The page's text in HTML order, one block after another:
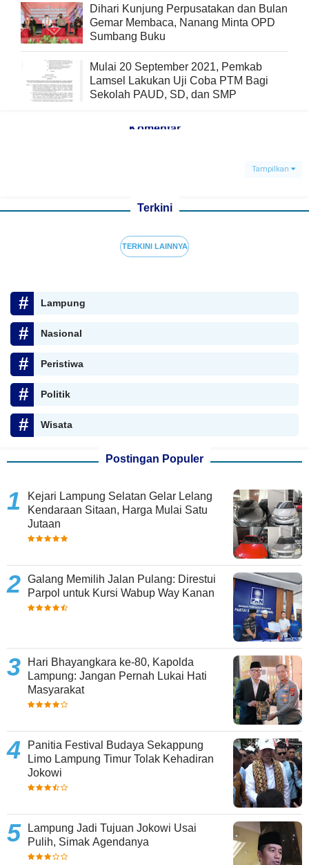
Dihari Kunjung Perpusatakan dan Bulan
Gemar Membaca, Nanang Minta OPD
Sumbang Buku
Mulai 20 September 2021, Pemkab
Lamsel Lakukan Uji Coba PTM Bagi
Sekolah PAUD, SD, dan SMP
Komentar
Tampilkan
Terkini
TERKINI LAINNYA
Lampung
Nasional
Peristiwa
Politik
Wisata
Postingan Populer
Kejari Lampung Selatan Gelar Lelang
Kendaraan Sitaan, Harga Mulai Satu
Jutaan
Galang Memilih Jalan Pulang: Direstui
Parpol untuk Kursi Wabup Way Kanan
Hari Bhayangkara ke-80, Kapolda
Lampung: Jangan Pernah Lukai Hati
Masyarakat
Panitia Festival Budaya Sekappung
Limo Lampung Timur Tolak Kehadiran
Jokowi
Lampung Jadi Tujuan Jokowi Usai
Pulih, Simak Agendanya